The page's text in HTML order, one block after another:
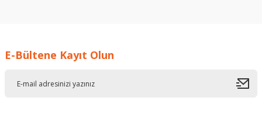
Deneyimini Paylaş
E-Bültene Kayıt Olun